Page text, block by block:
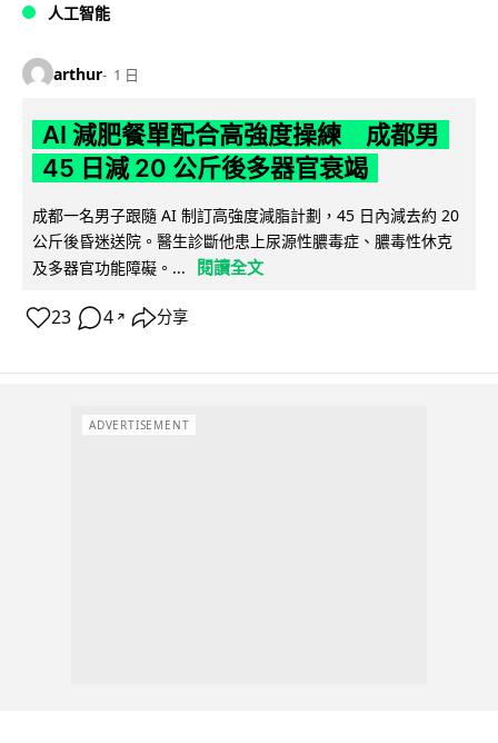
人工智能
arthur 1 日
AI 減肥餐單配合高強度操練 成都男
45 日減 20 公斤後多器官衰竭
成都一名男子跟隨 AI 制訂高強度減脂計劃，45 日內減去約 20
公斤後昏迷送院。醫生診斷他患上尿源性膿毒症、膿毒性休克
及多器官功能障礙。...
閱讀全文
23 4 ↗ 分享
ADVERTISEMENT